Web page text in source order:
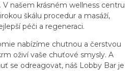
V našem krásném wellness centru
škálu procedur a masáží,
péči a regeneraci.
nabízíme chutnou a čerstvou
oživí vaše chuťové smysly. A
se odreagovat, náš Lobby Bar je